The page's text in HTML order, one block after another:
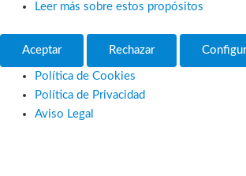
Leer más sobre estos propósitos
Aceptar Rechazar
Política de Cookies
Política de Privacidad
Aviso Legal